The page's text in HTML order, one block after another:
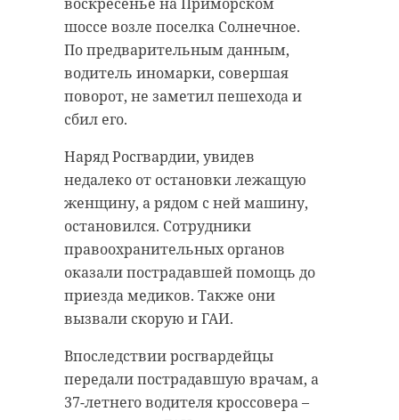
шоссе возле поселка Солнечное.
По предварительным данным,
водитель иномарки, совершая
поворот, не заметил пешехода и
сбил его.
Наряд Росгвардии, увидев
недалеко от остановки лежащую
женщину, а рядом с ней машину,
остановился. Сотрудники
правоохранительных органов
оказали пострадавшей помощь до
приезда медиков. Также они
вызвали скорую и ГАИ.
Впоследствии росгвардейцы
передали пострадавшую врачам, а
37-летнего водителя кроссовера –
кулинарные традиции,
региональные рецепты и их связь
с культурой, историей и
особенностями местного климата.
Особое внимание на ассамблее
гастрономического туризма в
Ленинградской области. В
качестве примера участники
привели фестиваль "Корюшка
идет", который прошел в
минувшую субботу в Новой Ладоге
и собрал десятки тысяч гостей.
Кроме того, губернатор
Ленинградской области Александр
Дрозденко познакомил с кухней
47-го региона дипломатов из
+10 до +15.
Днем ожидается переменная
облачность и без особых осадков.
Термометры покажут от +26 до
+31. У водоемов местами будет до
+23.
ФГБУ "Северо-Западное УГМС"